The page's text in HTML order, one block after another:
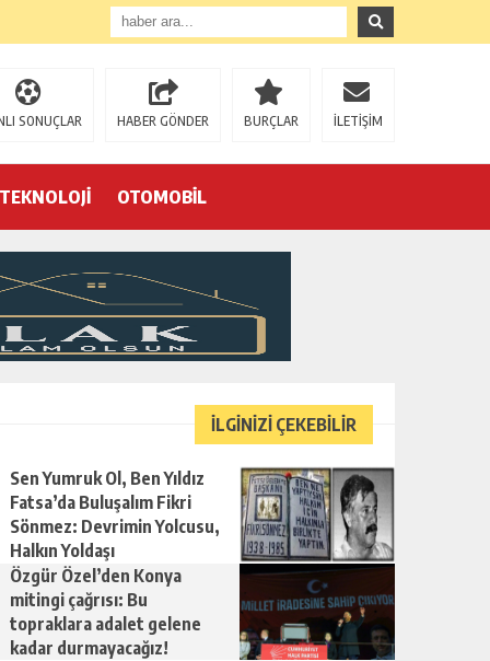
SONUÇLAR HABER GÖNDER BURÇLAR İLETİŞİM
TEKNOLOJİ OTOMOBİL
İLGİNİZİ ÇEKEBİLİR
Sen Yumruk Ol, Ben Yıldız
Fatsa’da Buluşalım Fikri
Sönmez: Devrimin Yolcusu,
Halkın Yoldaşı
Özgür Özel’den Konya
mitingi çağrısı: Bu
topraklara adalet gelene
kadar durmayacağız!